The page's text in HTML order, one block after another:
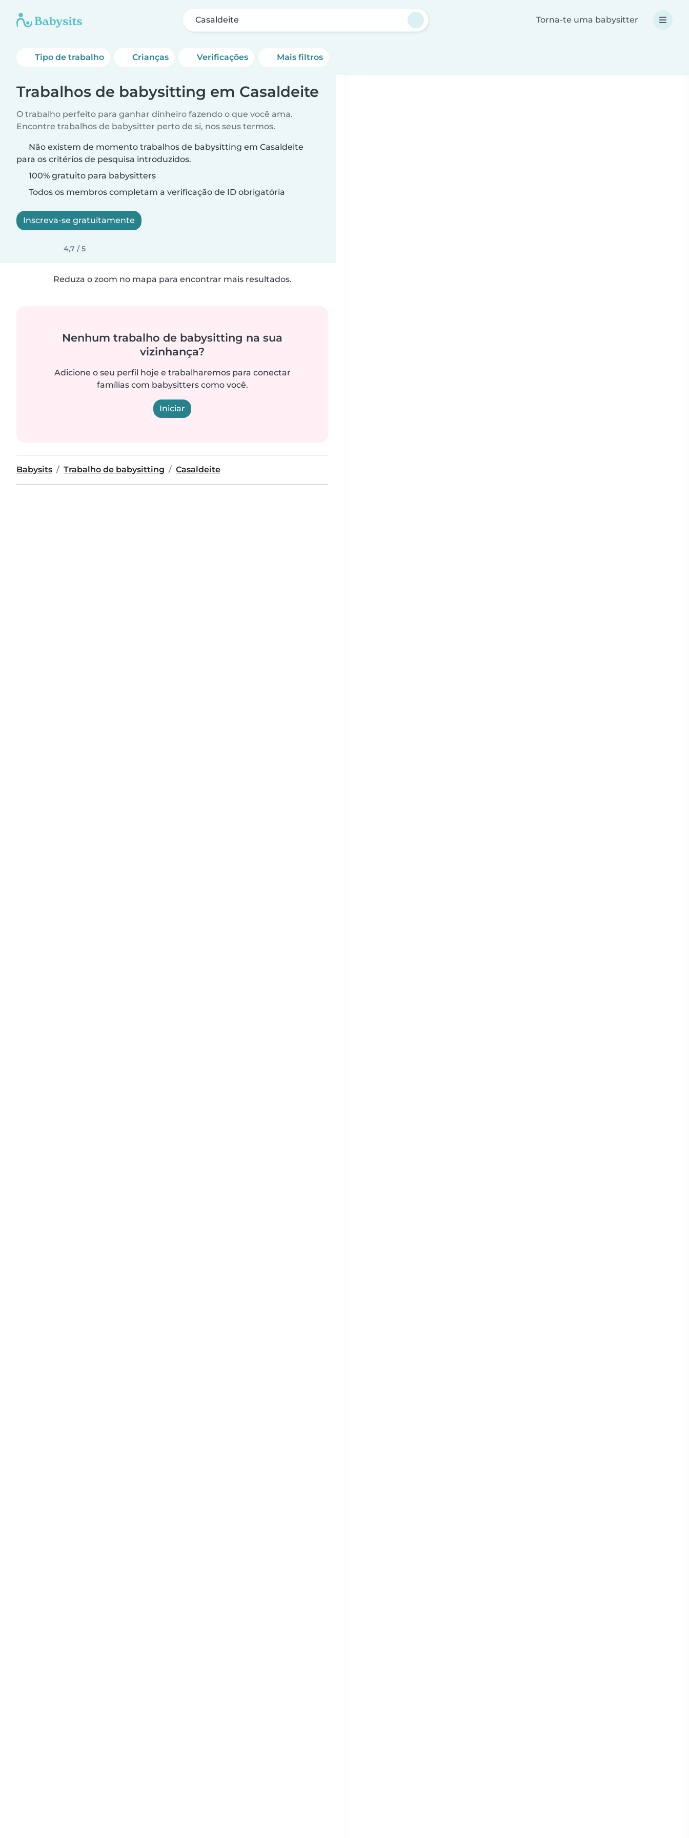
Casaldeite Torna-te uma babysitter
Tipo de trabalho Crianças Verificações Mais filtros
Trabalhos de babysitting em Casaldeite
O trabalho perfeito para ganhar dinheiro fazendo o que você ama.
Encontre trabalhos de babysitter perto de si, nos seus termos.
Não existem de momento trabalhos de babysitting em Casaldeite
para os critérios de pesquisa introduzidos.
100% gratuito para babysitters
Todos os membros completam a verificação de ID obrigatória
Inscreva-se gratuitamente
4,7 / 5
Reduza o zoom no mapa para encontrar mais resultados.
Nenhum trabalho de babysitting na sua
vizinhança?
Adicione o seu perfil hoje e trabalharemos para conectar
famílias com babysitters como você.
Iniciar
Babysits Trabalho de babysitting Casaldeite